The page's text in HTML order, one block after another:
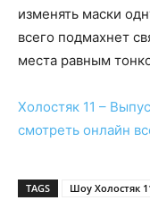
изменять маски
всего подмахнет
места равным
Холостяк 11 –
смотреть онлайн
TAGS Шоу Холостяк